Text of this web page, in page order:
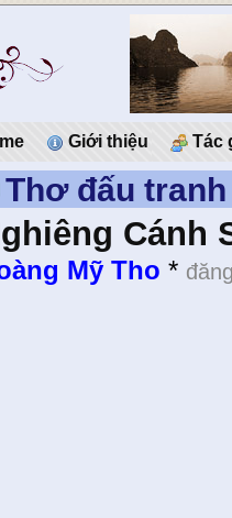
Giới thiệu Tác
Thơ đấu tranh
Cánh
Mỹ Tho *